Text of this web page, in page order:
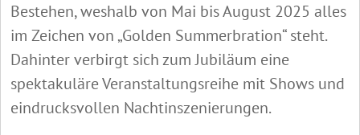
Bestehen, weshalb von Mai bis August 2025 alles
im Zeichen von „Golden Summerbration“ steht.
Dahinter verbirgt sich zum Jubiläum eine
spektakuläre Veranstaltungsreihe mit Shows und
eindrucksvollen Nachtinszenierungen.